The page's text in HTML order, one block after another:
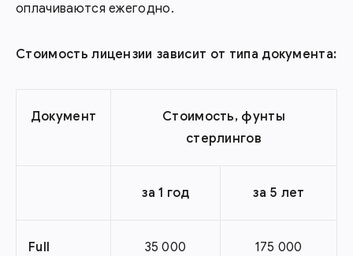
оплачиваются ежегодно.
Стоимость лицензии зависит от типа документа:
Документ
Стоимость, фунты
стерлингов
за 1 год за 5 лет
Full
35 000 175 000